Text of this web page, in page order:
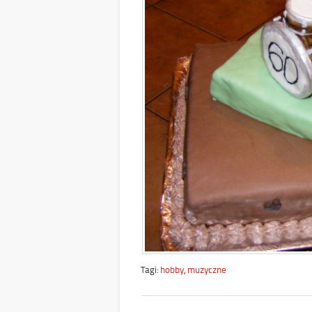
Tagi: hobby, muzyczne